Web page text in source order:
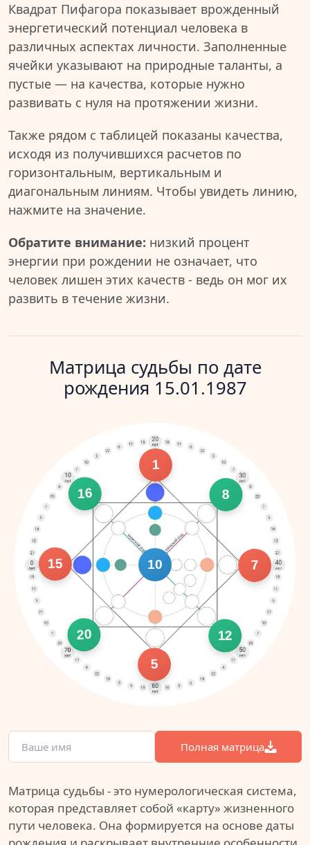
Квадрат Пифагора показывает врожденный
энергетический потенциал человека в
различных аспектах личности. Заполненные
ячейки указывают на природные таланты, а
пустые — на качества, которые нужно
развивать с нуля на протяжении жизни.
Также рядом с таблицей показаны качества,
исходя из получившихся расчетов по
горизонтальным, вертикальным и
диагональным линиям. Чтобы увидеть линию,
нажмите на значение.
Обратите внимание: низкий процент
энергии при рождении не означает, что
человек лишен этих качеств - ведь он мог их
развить в течение жизни.
Матрица судьбы по дате
рождения 15.01.1987
15
1
7
5
16 8
12
20
10
Полная матрица
Матрица судьбы - это нумерологическая система,
которая представляет собой «карту» жизненного
пути человека. Она формируется на основе даты